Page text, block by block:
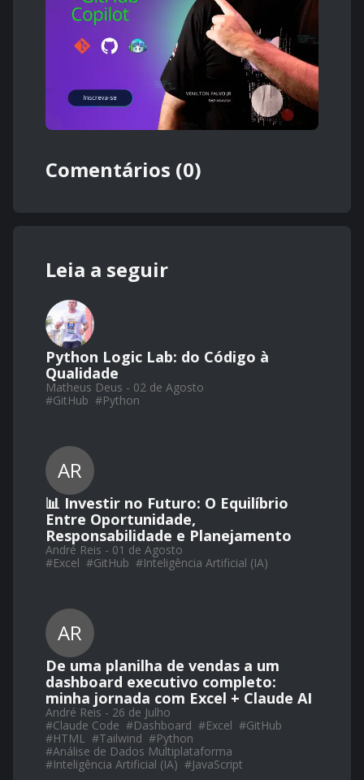
Comentários (0)
Leia a seguir
Python Logic Lab: do Código à
Qualidade
Matheus Deus - 02 de Agosto
#GitHub #Python
AR
📊 Investir no Futuro: O Equilíbrio
Entre Oportunidade,
Responsabilidade e Planejamento
André Reis - 01 de Agosto
#Excel #GitHub #Inteligência Artificial (IA)
AR
De uma planilha de vendas a um
dashboard executivo completo:
minha jornada com Excel + Claude AI
André Reis - 26 de Julho
#Claude Code #Dashboard #Excel #GitHub
#HTML #Tailwind #Python
#Análise de Dados Multiplataforma
#Inteligência Artificial (IA) #JavaScript